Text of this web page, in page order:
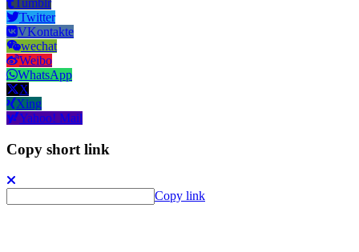
Tumblr
Twitter
VKontakte
wechat
Weibo
WhatsApp
X
Xing
Yahoo! Mail
Copy short link
Copy link